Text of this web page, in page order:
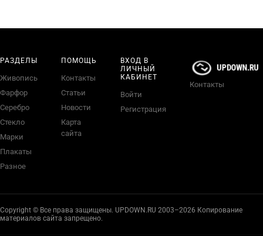
РАЗДЕЛЫ
Живопись
Фарфор
Серебро
Стекло
Марки
Плакаты
Разное
ПОМОЩЬ
Контакты
Статьи
Новости
Карта
сайта
ВХОД В
ЛИЧНЫЙ
КАБИНЕТ
Войти
Регистрация
Контакты
Copyright © Все права защищены. UPDOWN.RU 2003–2026 Копирование
материалов сайта запрещено.